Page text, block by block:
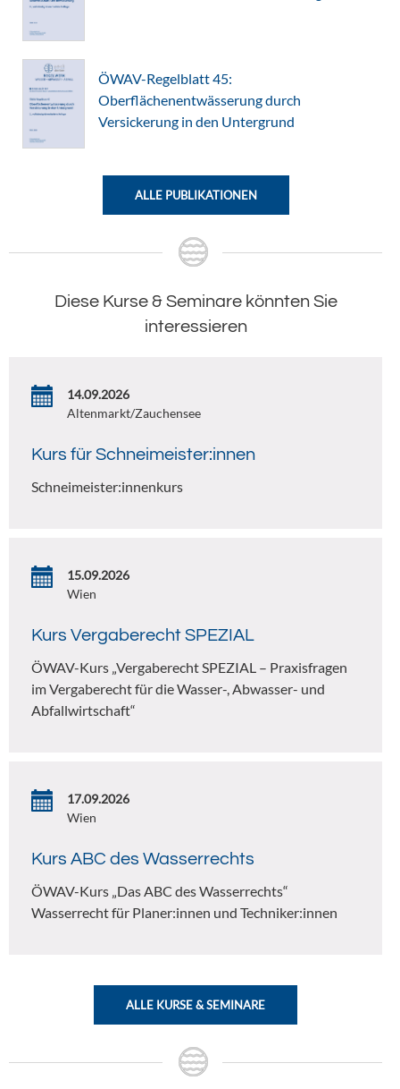
ÖWAV-Regelblatt 45:
Oberflächenentwässerung durch
Versickerung in den Untergrund
ALLE PUBLIKATIONEN
Diese Kurse & Seminare könnten Sie
interessieren
14.09.2026
Altenmarkt/Zauchensee
Kurs für Schneimeister:innen
Schneimeister:innenkurs
15.09.2026
Wien
Kurs Vergaberecht SPEZIAL
ÖWAV-Kurs „Vergaberecht SPEZIAL – Praxisfragen
im Vergaberecht für die Wasser-, Abwasser- und
Abfallwirtschaft“
17.09.2026
Wien
Kurs ABC des Wasserrechts
ÖWAV-Kurs „Das ABC des Wasserrechts“
Wasserrecht für Planer:innen und Techniker:innen
ALLE KURSE & SEMINARE